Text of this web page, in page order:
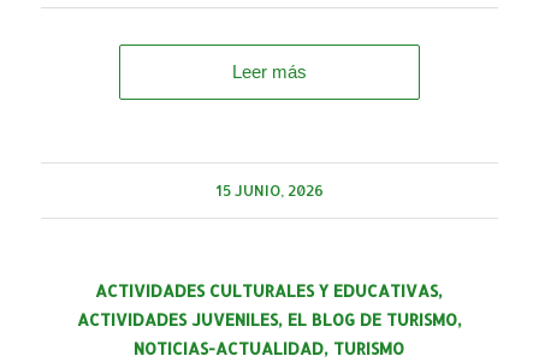
Leer más
15 JUNIO, 2026
ACTIVIDADES CULTURALES Y EDUCATIVAS,
ACTIVIDADES JUVENILES, EL BLOG DE TURISMO,
NOTICIAS-ACTUALIDAD, TURISMO